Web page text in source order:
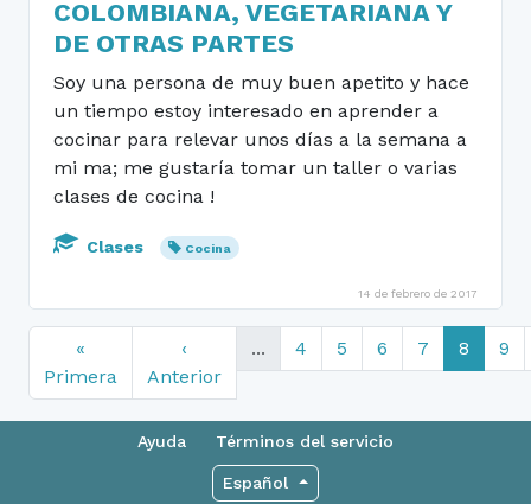
COLOMBIANA, VEGETARIANA Y
DE OTRAS PARTES
Soy una persona de muy buen apetito y hace
un tiempo estoy interesado en aprender a
cocinar para relevar unos días a la semana a
mi ma; me gustaría tomar un taller o varias
clases de cocina !
Clases Cocina
14 de febrero de 2017
«
Primera
‹
Anterior
... 4 5 6 7 8 9
Ayuda Términos del servicio
Español